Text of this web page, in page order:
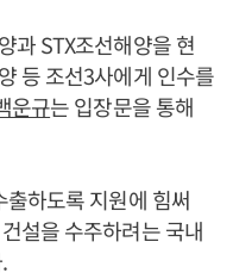
과 STX조선해양을 현
등 조선3사에게 인수를
운규는 입장문을 통해
하도록 지원에 힘써
설을 수주하려는 국내